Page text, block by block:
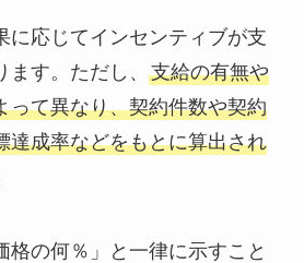
に応じてインセンティブが支
す。ただし、 支給の有無や
って異なり、契約件数や契約
達成率などをもとに算出され
格の何％」と一律に示すこと